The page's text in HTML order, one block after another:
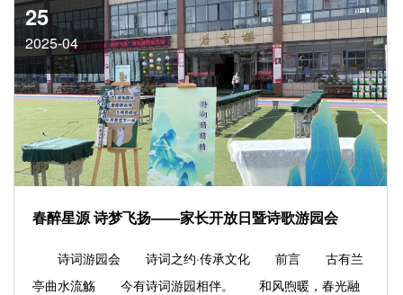
25
2025-04
春醉星源 诗梦飞扬——家长开放日暨诗歌游园会
诗词游园会 诗词之约·传承文化 前言 古有兰
亭曲水流觞 今有诗词游园相伴。 和风煦暖，春光融